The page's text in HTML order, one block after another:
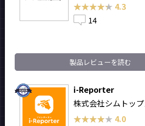
★★★★★
★★★★★ 4.3
14
製品レビューを読む
i-Reporter
株式会社シムトッ
★★★★★
★★★★★ 4.0